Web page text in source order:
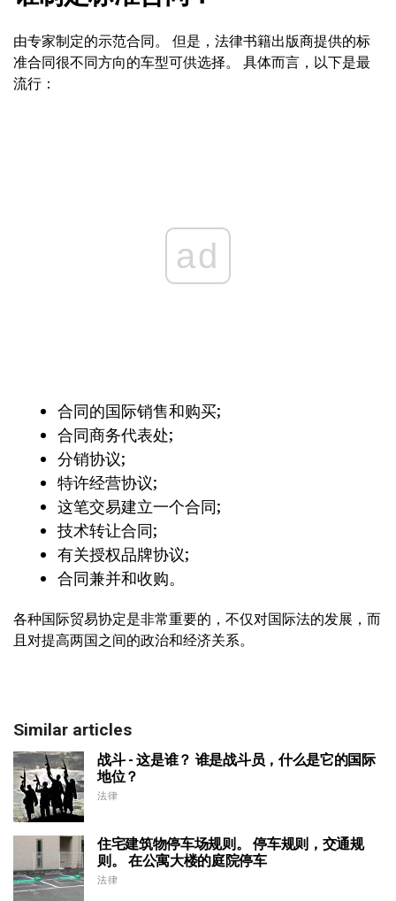
由专家制定的示范合同。 但是，法律书籍出版商提供的标
准合同很不同方向的车型可供选择。 具体而言，以下是最
流行：
ad
合同的国际销售和购买;
合同商务代表处;
分销协议;
特许经营协议;
这笔交易建立一个合同;
技术转让合同;
有关授权品牌协议;
合同兼并和收购。
各种国际贸易协定是非常重要的，不仅对国际法的发展，而
且对提高两国之间的政治和经济关系。
Similar articles
战斗 - 这是谁？ 谁是战斗员，什么是它的国际
地位？
法律
住宅建筑物停车场规则。 停车规则，交通规
则。 在公寓大楼的庭院停车
法律